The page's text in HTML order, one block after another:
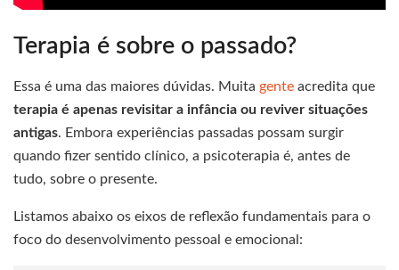
Terapia é sobre o passado?
Essa é uma das maiores dúvidas. Muita gente acredita que
terapia é apenas revisitar a infância ou reviver situações
antigas. Embora experiências passadas possam surgir
quando fizer sentido clínico, a psicoterapia é, antes de
tudo, sobre o presente.
Listamos abaixo os eixos de reflexão fundamentais para o
foco do desenvolvimento pessoal e emocional: